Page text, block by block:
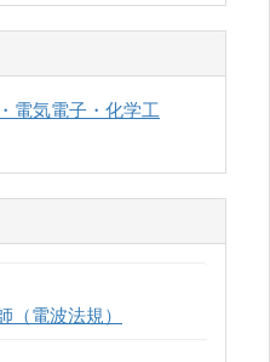
電気電子・化学工
電波法規）